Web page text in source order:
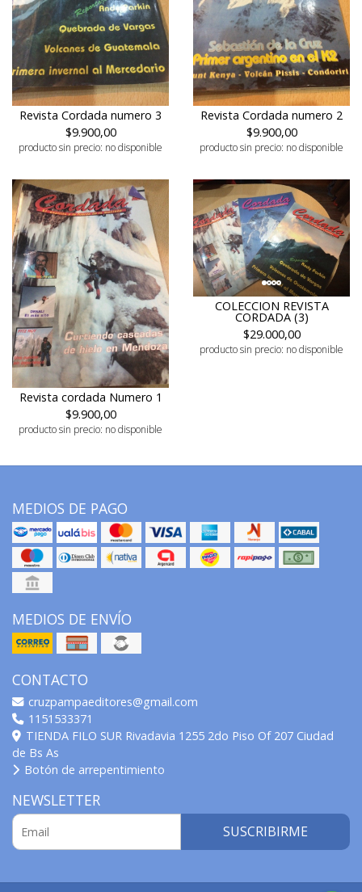
Revista Cordada numero 3
$9.900,00
producto sin precio: no disponible
Revista Cordada numero 2
$9.900,00
producto sin precio: no disponible
Revista cordada Numero 1
$9.900,00
producto sin precio: no disponible
COLECCION REVISTA
CORDADA (3)
$29.000,00
producto sin precio: no disponible
MEDIOS DE PAGO
MEDIOS DE ENVÍO
CONTACTO
cruzpampaeditores@gmail.com
1151533371
TIENDA FILO SUR Rivadavia 1255 2do Piso Of 207 Ciudad
de Bs As
Botón de arrepentimiento
NEWSLETTER
SUSCRIBIRME